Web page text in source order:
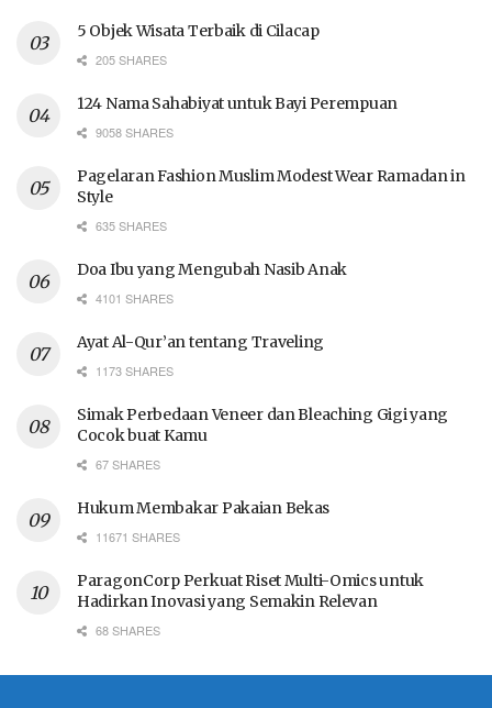
5 Objek Wisata Terbaik di Cilacap
205 SHARES
124 Nama Sahabiyat untuk Bayi Perempuan
9058 SHARES
Pagelaran Fashion Muslim Modest Wear Ramadan in
Style
635 SHARES
Doa Ibu yang Mengubah Nasib Anak
4101 SHARES
Ayat Al-Qur’an tentang Traveling
1173 SHARES
Simak Perbedaan Veneer dan Bleaching Gigi yang
Cocok buat Kamu
67 SHARES
Hukum Membakar Pakaian Bekas
11671 SHARES
ParagonCorp Perkuat Riset Multi-Omics untuk
Hadirkan Inovasi yang Semakin Relevan
68 SHARES